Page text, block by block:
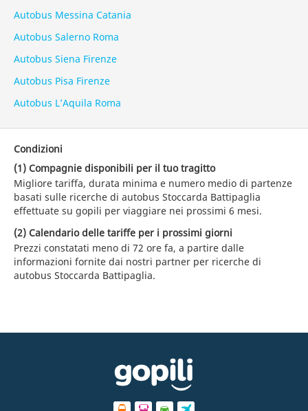
Autobus Messina Catania
Autobus Salerno Roma
Autobus Siena Firenze
Autobus Pisa Firenze
Autobus L’Aquila Roma
Condizioni
(1) Compagnie disponibili per il tuo tragitto
Migliore tariffa, durata minima e numero medio di partenze
basati sulle ricerche di autobus Stoccarda Battipaglia
effettuate su gopili per viaggiare nei prossimi 6 mesi.
(2) Calendario delle tariffe per i prossimi giorni
Prezzi constatati meno di 72 ore fa, a partire dalle
informazioni fornite dai nostri partner per ricerche di
autobus Stoccarda Battipaglia.